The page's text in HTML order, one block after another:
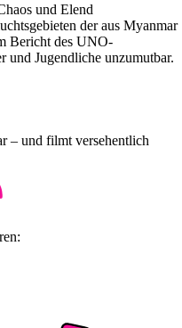
und Elend
der aus Myanmar
Bericht des UNO-
Jugendliche unzumutbar.
– und filmt versehentlich